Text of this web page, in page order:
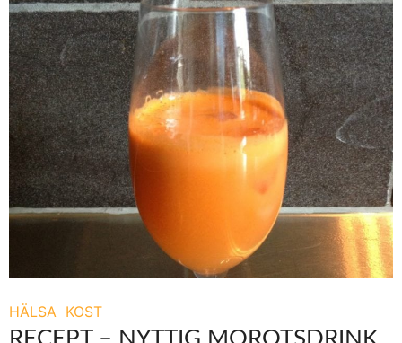
HÄLSA KOST
RECEPT – NYTTIG MOROTSDRINK